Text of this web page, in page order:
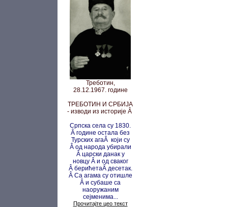
Треботин,
28.12.1967. године
ТРЕБОТИН И СРБИЈА
- изводи из историје Â
Српска села су 1830.
Â године остала без
Турских агаÂ који су
Â од народа убирали
Â царски данак у
новцу Â и од сваког
Â берићетаÂ десетак.
Â Са агама су отишле
Â и субаше са
наоружаним
сејменима...
Прочитајте цео текст